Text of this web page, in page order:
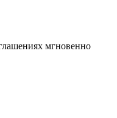
мгновенно